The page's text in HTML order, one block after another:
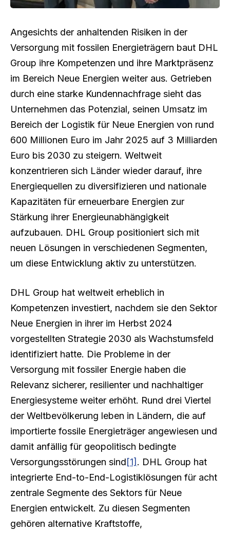
Angesichts der anhaltenden Risiken in der
Versorgung mit fossilen Energieträgern baut DHL
Group ihre Kompetenzen und ihre Marktpräsenz
im Bereich Neue Energien weiter aus. Getrieben
durch eine starke Kundennachfrage sieht das
Unternehmen das Potenzial, seinen Umsatz im
Bereich der Logistik für Neue Energien von rund
600 Millionen Euro im Jahr 2025 auf 3 Milliarden
Euro bis 2030 zu steigern. Weltweit
konzentrieren sich Länder wieder darauf, ihre
Energiequellen zu diversifizieren und nationale
Kapazitäten für erneuerbare Energien zur
Stärkung ihrer Energieunabhängigkeit
aufzubauen. DHL Group positioniert sich mit
neuen Lösungen in verschiedenen Segmenten,
um diese Entwicklung aktiv zu unterstützen.
DHL Group hat weltweit erheblich in
Kompetenzen investiert, nachdem sie den Sektor
Neue Energien in ihrer im Herbst 2024
vorgestellten Strategie 2030 als Wachstumsfeld
identifiziert hatte. Die Probleme in der
Versorgung mit fossiler Energie haben die
Relevanz sicherer, resilienter und nachhaltiger
Energiesysteme weiter erhöht. Rund drei Viertel
der Weltbevölkerung leben in Ländern, die auf
importierte fossile Energieträger angewiesen und
damit anfällig für geopolitisch bedingte
Versorgungsstörungen sind[1] . DHL Group hat
integrierte End-to-End-Logistiklösungen für acht
zentrale Segmente des Sektors für Neue
Energien entwickelt. Zu diesen Segmenten
gehören alternative Kraftstoffe,